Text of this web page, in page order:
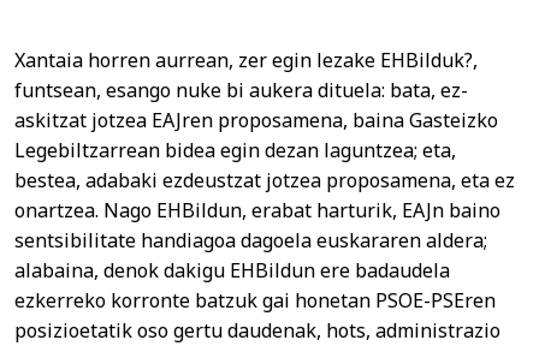
Xantaia horren aurrean, zer egin lezake EHBilduk?,
funtsean, esango nuke bi aukera dituela: bata, ez-
askitzat jotzea EAJren proposamena, baina Gasteizko
Legebiltzarrean bidea egin dezan laguntzea; eta,
bestea, adabaki ezdeustzat jotzea proposamena, eta ez
onartzea. Nago EHBildun, erabat harturik, EAJn baino
sentsibilitate handiagoa dagoela euskararen aldera;
alabaina, denok dakigu EHBildun ere badaudela
ezkerreko korronte batzuk gai honetan PSOE-PSEren
posizioetatik oso gertu daudenak, hots, administrazio